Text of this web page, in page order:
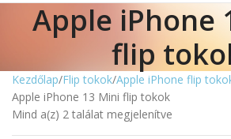
Apple iPhone
flip
Kezdőlap Flip tokok Apple iPhone flip
Apple iPhone 13 Mini flip tokok
Mind a(z) 2 találat megjelenítve